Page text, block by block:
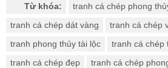
Từ khóa:
tranh cá chép phong
tranh cá chép dát vàng
tranh cá chép
tranh phong thủy tài lộc
tranh cá chép
tranh cá chép đẹp
tranh cá chép